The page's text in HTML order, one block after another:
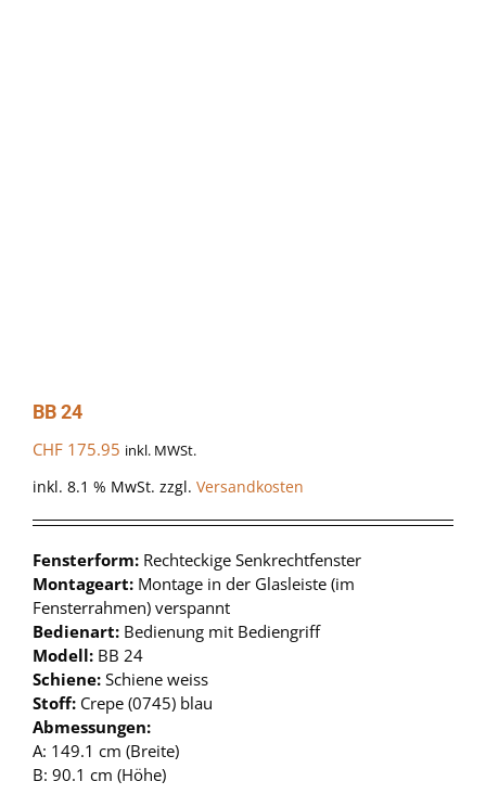
BB 24
CHF 175.95 inkl. MWSt.
inkl. 8.1 % MwSt. zzgl. Versandkosten
Fensterform: Rechteckige Senkrechtfenster
Montageart: Montage in der Glasleiste (im
Fensterrahmen) verspannt
Bedienart: Bedienung mit Bediengriff
Modell: BB 24
Schiene: Schiene weiss
Stoff: Crepe (0745) blau
Abmessungen:
A: 149.1 cm (Breite)
B: 90.1 cm (Höhe)